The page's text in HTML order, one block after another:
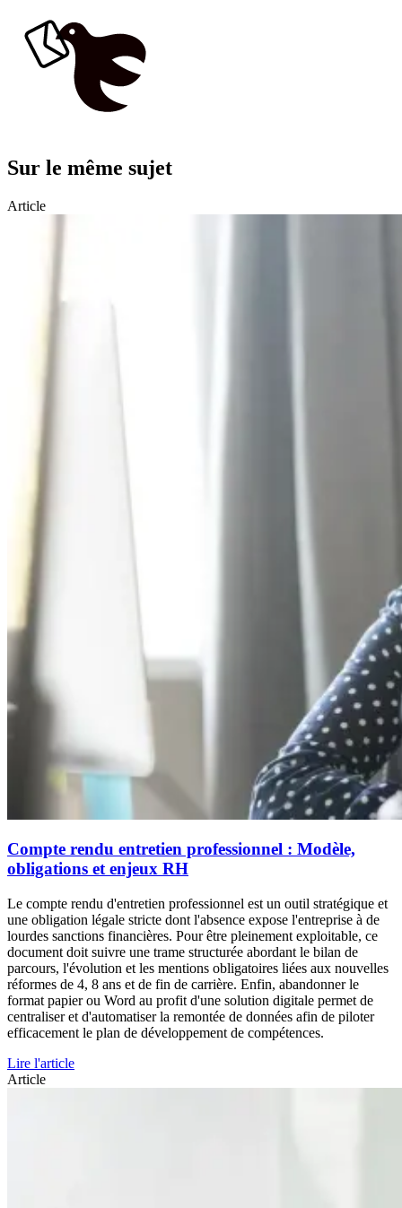
Sur le même sujet
Article
Compte rendu entretien professionnel : Modèle,
obligations et enjeux RH
Le compte rendu d'entretien professionnel est un outil stratégique et
une obligation légale stricte dont l'absence expose l'entreprise à de
lourdes sanctions financières. Pour être pleinement exploitable, ce
document doit suivre une trame structurée abordant le bilan de
parcours, l'évolution et les mentions obligatoires liées aux nouvelles
réformes de 4, 8 ans et de fin de carrière. Enfin, abandonner le
format papier ou Word au profit d'une solution digitale permet de
centraliser et d'automatiser la remontée de données afin de piloter
efficacement le plan de développement de compétences.
Lire l'article
Article